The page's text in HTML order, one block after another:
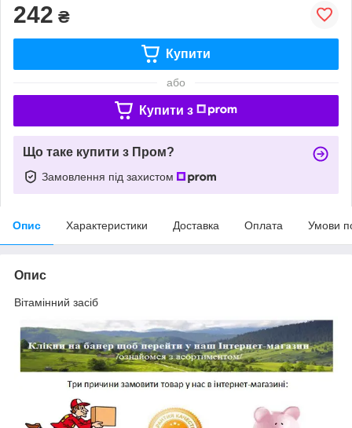
242 ₴
Купити
або
Купити з
Що таке купити з Пром?
Замовлення під захистом
Опис Характеристики Доставка Оплата Умови
Опис
Вітамінний засіб